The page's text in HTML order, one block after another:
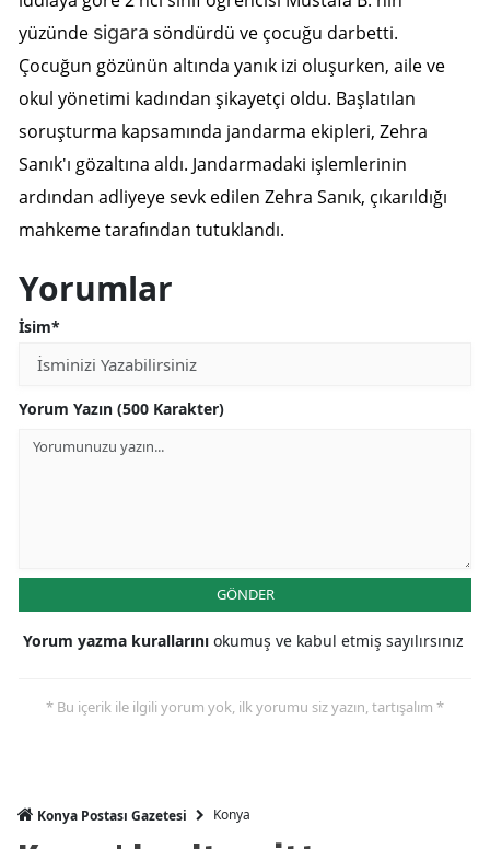
Erzurum
Eskişehir
Gaziantep
Giresun
Gümüşhane
Kayseri
Kırklareli
Kırşehir
yüzünde sigara söndürdü ve çocuğu darbetti.
Çocuğun gözünün altında yanık izi oluşurken, aile ve
okul yönetimi kadından şikayetçi oldu. Başlatılan
soruşturma kapsamında jandarma ekipleri, Zehra
Sanık'ı gözaltına aldı. Jandarmadaki işlemlerinin
ardından adliyeye sevk edilen Zehra Sanık, çıkarıldığı
mahkeme tarafından tutuklandı.
Yorumlar
İsim*
Yorum Yazın (500 Karakter)
GÖNDER
Yorum yazma kurallarını okumuş ve kabul etmiş sayılırsınız
* Bu içerik ile ilgili yorum yok, ilk yorumu siz yazın, tartışalım *
Konya Postası Gazetesi Konya